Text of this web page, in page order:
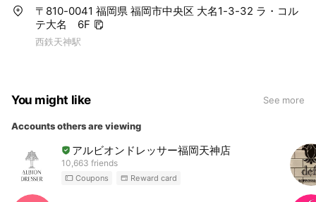
〒810-0041 福岡県 福岡市中央区 大名1-3-32 ラ・コル
テ大名 6F
西鉄天神駅
You might like See more
Accounts others are viewing
アルビオンドレッサー福岡天神店
10,663 friends
Coupons Reward card